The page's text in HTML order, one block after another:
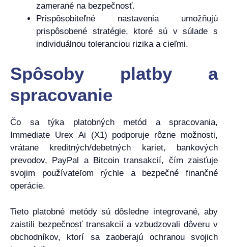
zamerané na bezpečnosť.
Prispôsobiteľné nastavenia umožňujú
prispôsobené stratégie, ktoré sú v súlade s
individuálnou toleranciou rizika a cieľmi.
Spôsoby platby a
spracovanie
Čo sa týka platobných metód a spracovania,
Immediate Urex Ai (X1) podporuje rôzne možnosti,
vrátane kreditných/debetných kariet, bankových
prevodov, PayPal a Bitcoin transakcií, čím zaisťuje
svojim používateľom rýchle a bezpečné finančné
operácie.
Tieto platobné metódy sú dôsledne integrované, aby
zaistili bezpečnosť transakcií a vzbudzovali dôveru v
obchodníkov, ktorí sa zaoberajú ochranou svojich